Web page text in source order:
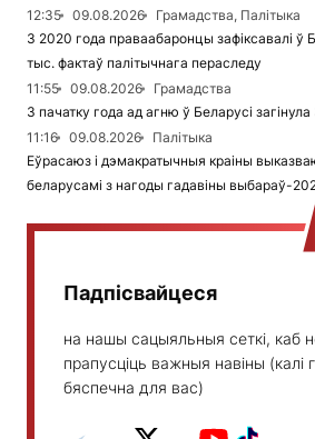
12:35
09.08.2026
Грамадства, Палітыка
З 2020 года праваабаронцы зафіксавалі ў
тыс. фактаў палітычнага пераследу
11:55
09.08.2026
Грамадства
З пачатку года ад агню ў Беларусі
11:16
09.08.2026
Палітыка
Еўрасаюз і дэмакратычныя краіны
беларусамі з нагоды гадавіны выбараў-
Падпісвайцеся
на нашы сацыяльныя сеткі, каб
прапусціць важныя навіны (калі
бяспечна для вас)